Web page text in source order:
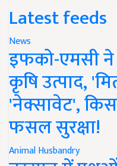
Latest feeds
News
इफको-एमसी ने
कृषि उत्पाद,
'नेक्सावेट',
फसल सुरक्षा!
Animal Husbandry